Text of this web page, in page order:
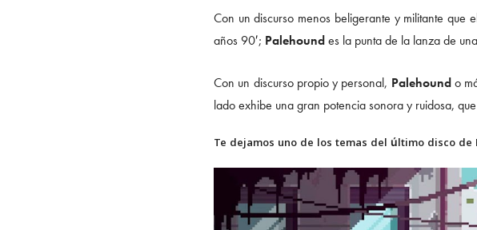
Con un discurso menos beligerante y militante que
años 90′; Palehoundes la punta de la lanza de
Con un discurso propio y personal, Palehoundo
lado exhibe una gran potencia sonora y ruidosa,
Te dejamos uno de los temas del último disco de